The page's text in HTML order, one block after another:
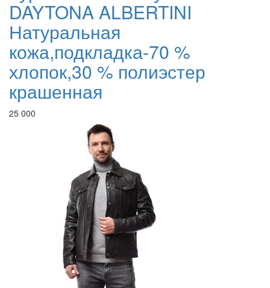
DAYTONA ALBERTINI
Натуральная
кожа,подкладка-70 %
хлопок,30 % полиэстер
крашенная
25 000